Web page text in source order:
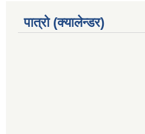
पात्रो (क्यालेन्डर)